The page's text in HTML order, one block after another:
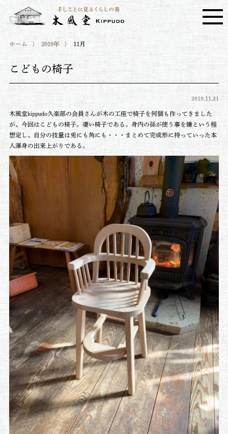
ホーム 2019年 11月
こどもの椅子
2019.11.21
木風堂kippudo久楽部の会員さんが木の工座で椅子を何個も作ってきました
が、今回はこどもの椅子。 凄い椅子である。身内の孫が使う事を嫌という程
想定し、自分の技量は兎にも角にも・・・まとめて完成形に持っていった本
人渾身の出来上がりである 。